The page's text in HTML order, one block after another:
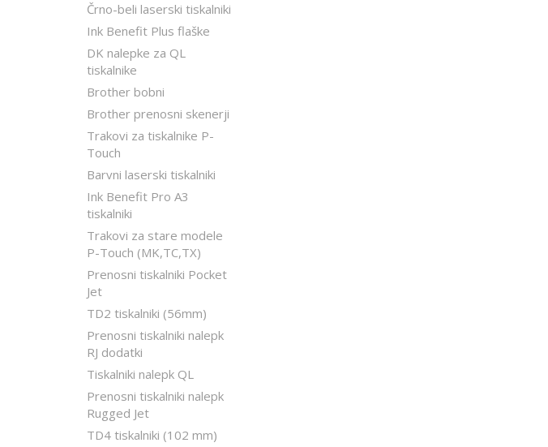
Črno-beli laserski tiskalniki
Ink Benefit Plus flaške
DK nalepke za QL
tiskalnike
Brother bobni
Brother prenosni skenerji
Trakovi za tiskalnike P-
Touch
Barvni laserski tiskalniki
Ink Benefit Pro A3
tiskalniki
Trakovi za stare modele
P-Touch (MK,TC,TX)
Prenosni tiskalniki Pocket
Jet
TD2 tiskalniki (56mm)
Prenosni tiskalniki nalepk
RJ dodatki
Tiskalniki nalepk QL
Prenosni tiskalniki nalepk
Rugged Jet
TD4 tiskalniki (102 mm)